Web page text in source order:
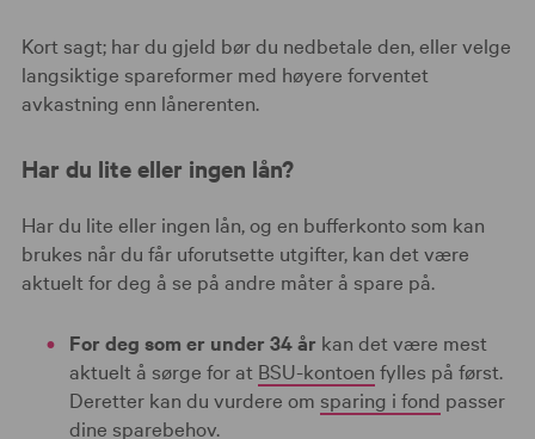
Kort sagt; har du gjeld bør du nedbetale den, eller velge
langsiktige spareformer med høyere forventet
avkastning enn lånerenten.
Har du lite eller ingen lån?
Har du lite eller ingen lån, og en bufferkonto som kan
brukes når du får uforutsette utgifter, kan det være
aktuelt for deg å se på andre måter å spare på.
For deg som er under 34 år kan det være mest
aktuelt å sørge for at BSU-kontoen fylles på først.
Deretter kan du vurdere om sparing i fond passer
dine sparebehov.